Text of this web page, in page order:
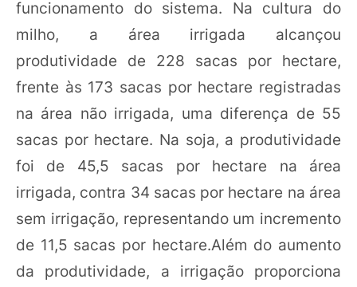
funcionamento do sistema. Na cultura do
milho, a área irrigada alcançou
produtividade de 228 sacas por hectare,
frente às 173 sacas por hectare registradas
na área não irrigada, uma diferença de 55
sacas por hectare. Na soja, a produtividade
foi de 45,5 sacas por hectare na área
irrigada, contra 34 sacas por hectare na área
sem irrigação, representando um incremento
de 11,5 sacas por hectare.Além do aumento
da produtividade, a irrigação proporciona